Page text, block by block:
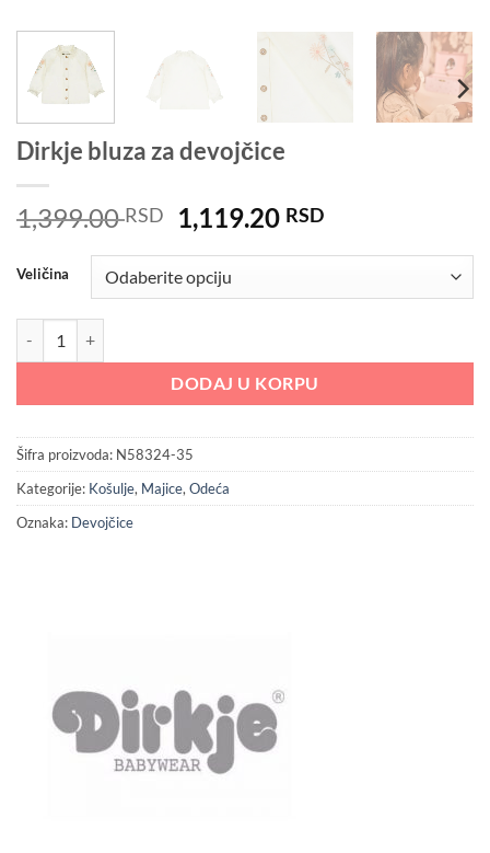
Dirkje bluza za devojčice
1,399.00RSD
Originalna
cena
je
bila:
1,119.20 RSDTrenutna
1,119.20 RSD.
Veličina
DODAJ U KORPU
Šifra proizvoda: N58324-35
Kategorije: Košulje, Majice, Odeća
Oznaka: Devojčice